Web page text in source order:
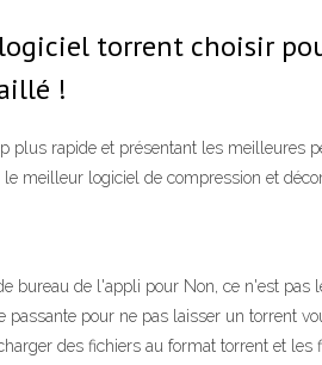
torrent choisir
!
plus rapide et présentant les
meilleur logiciel de compression et
bureau de l'appli pour Non, ce n'est
passante pour ne pas laisser un torrent
des fichiers au format torrent et